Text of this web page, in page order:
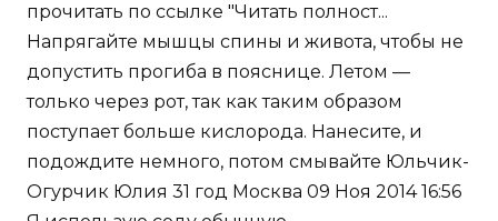
прочитать по ссылке "Читать полност...
Напрягайте мышцы спины и живота, чтобы не
допустить прогиба в пояснице. Летом —
только через рот, так как таким образом
поступает больше кислорода. Нанесите, и
подождите немного, потом смывайте Юльчик-
Огурчик Юлия 31 год Москва 09 Ноя 2014 16:56